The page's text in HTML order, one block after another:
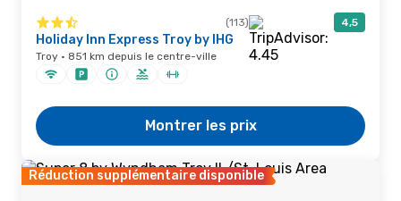
(113) 4,5
Holiday Inn Express Troy by IHG
Troy · 851 km depuis le centre-ville
Montrer les prix
Réduction supplémentaire disponible